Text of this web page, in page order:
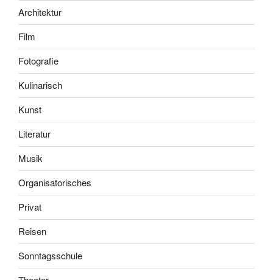
Architektur
Film
Fotografie
Kulinarisch
Kunst
Literatur
Musik
Organisatorisches
Privat
Reisen
Sonntagsschule